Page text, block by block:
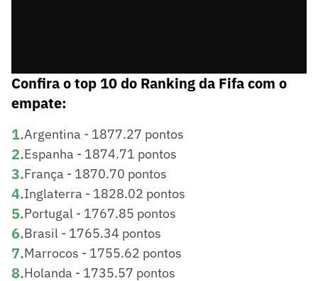
Confira o top 10 do Ranking da Fifa com o
empate:
1.Argentina - 1877.27 pontos
2.Espanha - 1874.71 pontos
3.França - 1870.70 pontos
4.Inglaterra - 1828.02 pontos
5.Portugal - 1767.85 pontos
6.Brasil - 1765.34 pontos
7.Marrocos - 1755.62 pontos
8.Holanda - 1735.57 pontos